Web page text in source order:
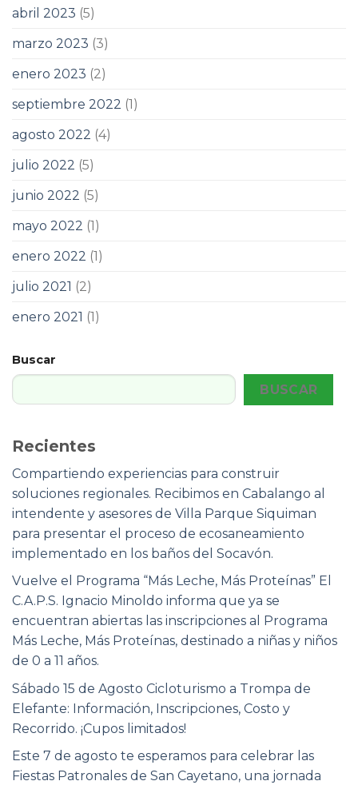
abril 2023 (5)
marzo 2023 (3)
enero 2023 (2)
septiembre 2022 (1)
agosto 2022 (4)
julio 2022 (5)
junio 2022 (5)
mayo 2022 (1)
enero 2022 (1)
julio 2021 (2)
enero 2021 (1)
Buscar
BUSCAR
Recientes
Compartiendo experiencias para construir
soluciones regionales. Recibimos en Cabalango al
intendente y asesores de Villa Parque Siquiman
para presentar el proceso de ecosaneamiento
implementado en los baños del Socavón.
Vuelve el Programa “Más Leche, Más Proteínas” El
C.A.P.S. Ignacio Minoldo informa que ya se
encuentran abiertas las inscripciones al Programa
Más Leche, Más Proteínas, destinado a niñas y niños
de 0 a 11 años.
Sábado 15 de Agosto Cicloturismo a Trompa de
Elefante: Información, Inscripciones, Costo y
Recorrido. ¡Cupos limitados!
Este 7 de agosto te esperamos para celebrar las
Fiestas Patronales de San Cayetano, una jornada